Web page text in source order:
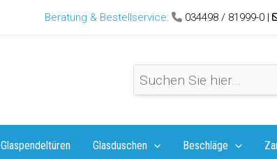
Beratung & Bestellservice: 034498 / 81999-0 |
w
e
Glaspendeltüren Glasduschen Beschläge